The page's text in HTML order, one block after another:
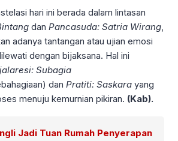
hari ini berada dalam lintasan
dan Pancasuda: Satria Wirang
adanya tantangan atau ujian emosi
dengan bijaksana. Hal ini
Subagia
dan Pratiti: Saskara yang
menuju kemurnian pikiran. (Kab).
Jadi Tuan Rumah Penyerapan